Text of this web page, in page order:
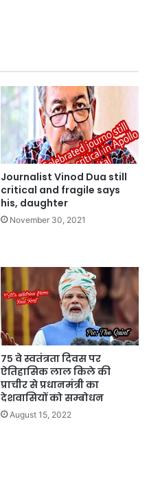
Journalist Vinod Dua still
critical and fragile says
his, daughter
November 30, 2021
७५ वे स्वतंत्रता दिवस पर
ऐतिहासिक लाल किले की
प्राचीर से प्रधानमंत्री का
देशवासियों को सम्बोधन
August 15, 2022